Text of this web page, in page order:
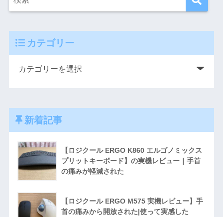
カテゴリー
新着記事
【ロジクール ERGO K860 エルゴノミックス
プリットキーボード】の実機レビュー｜手首
の痛みが軽減された
【ロジクール ERGO M575 実機レビュー】手
首の痛みから開放された|使って実感した